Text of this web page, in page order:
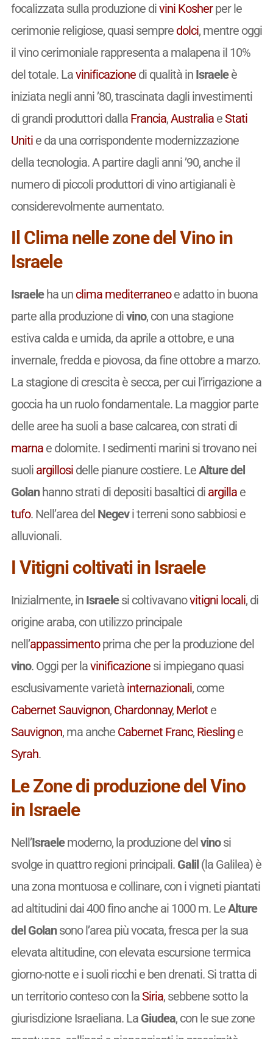
focalizzata sulla produzione divini Kosherper le
cerimonie religiose, quasi sempre dolci, mentre oggi
il vino cerimoniale rappresenta a malapena il 10%
del totale. Lavinificazionedi qualità in Israeleè
iniziata negli anni ’80, trascinata dagli investimenti
di grandi produttori dalla Francia,AustraliaeStati
Unitie da una corrispondente modernizzazione
della tecnologia. A partire dagli anni ’90, anche il
numero di piccoli produttori di vino artigianali è
considerevolmente aumentato.
Il Clima nelle zone del Vino in
Israele
Israeleha un clima mediterraneoe adatto in buona
parte alla produzione divino, con una stagione
estiva calda e umida, da aprile a ottobre, e una
invernale, fredda e piovosa, da fine ottobre a marzo.
La stagione di crescita è secca, per cui l’irrigazione a
goccia ha un ruolo fondamentale. La maggior parte
delle aree ha suoli a base calcarea, con strati di
marnae dolomite. I sedimenti marini si trovano nei
suoli argillosidelle pianure costiere. LeAlture del
Golanhanno strati di depositi basaltici di argillae
tufo. Nell’area del Negevi terreni sono sabbiosi e
alluvionali.
I Vitigni coltivati in Israele
Inizialmente, in Israelesi coltivavanovitigni locali, di
origine araba, con utilizzo principale
nell’appassimentoprima che per la produzione del
vino. Oggi per lavinificazionesi impiegano quasi
esclusivamente varietà internazionali, come
Cabernet Sauvignon, Chardonnay, Merlote
Sauvignon, ma anche Cabernet Franc, Rieslinge
Syrah.
Le Zone di produzione del Vino
in Israele
Nell’Israelemoderno, la produzione delvinosi
svolge in quattro regioni principali. Galil(la Galilea) è
una zona montuosa e collinare, con i vigneti piantati
ad altitudini dai 400 fino anche ai 1000 m. LeAlture
del Golansono l’area più vocata, fresca per la sua
elevata altitudine, con elevata escursione termica
giorno-notte e i suoli ricchi e ben drenati. Si tratta di
un territorio conteso con laSiria, sebbene sotto la
giurisdizione Israeliana. La Giudea, con le sue zone